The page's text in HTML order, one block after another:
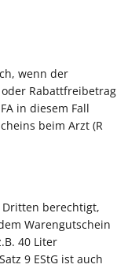
wenn der
oder Rabattfreibetrag
in diesem Fall
beim Arzt (R
berechtigt,
Warengutschein
40 Liter
9 EStG ist auch